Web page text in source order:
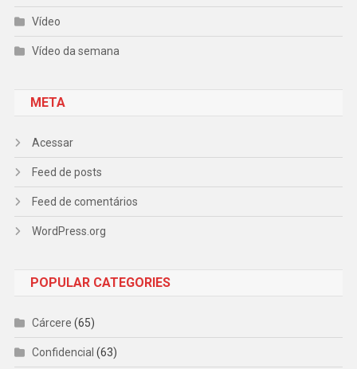
Vídeo
Vídeo da semana
META
Acessar
Feed de posts
Feed de comentários
WordPress.org
POPULAR CATEGORIES
Cárcere (65)
Confidencial (63)